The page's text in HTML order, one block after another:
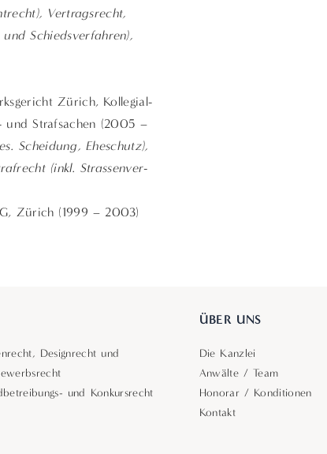
Vertragsrecht,
Schiedsverfahren),
Zürich, Kollegial-
Strafsachen (2005 –
Scheidung, Eheschutz),
(inkl. Strassenver-
Zürich (1999 – 2003)
Designrecht und
und Konkursrecht
ÜBER UNS
Die Kanzlei
Anwälte / Team
Honorar / Konditionen
Kontakt